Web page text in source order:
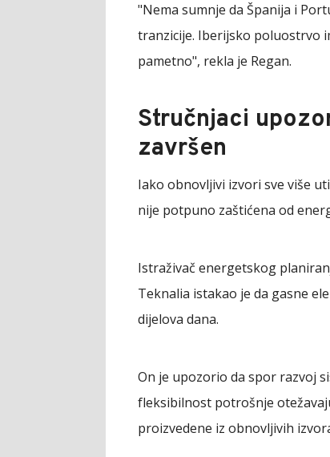
"Nema sumnje da Španija i
tranzicije. Iberijsko poluostrvo
pametno", rekla je Regan.
Stručnjaci
završen
Iako obnovljivi izvori sve više
nije potpuno zaštićena od
Istraživač energetskog
Teknalia istakao je da gasne
dijelova dana.
On je upozorio da spor razvoj
fleksibilnost potrošnje
proizvedene iz obnovljivih